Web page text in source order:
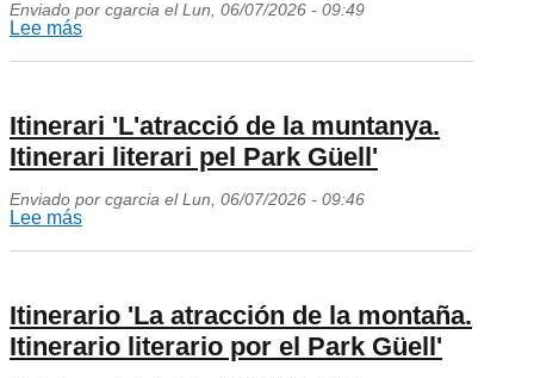
i
Enviado por cgarcia el Lun, 06/07/2026 - 09:49
Lee más
Visites
al
Park
Güell
Itinerari 'L'atracció de la muntanya.
Itinerari literari pel Park Güell'
Enviado por cgarcia el Lun, 06/07/2026 - 09:46
Lee más
Itinerari
de
la
muntanya.
Itinerario 'La atracción de la montaña.
Itinerario literario por el Park Güell'